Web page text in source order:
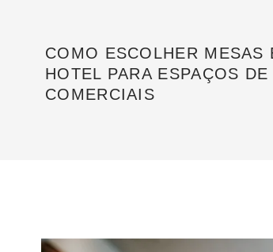
COMO ESCOLHER MESAS
HOTEL PARA ESPAÇOS
COMERCIAIS